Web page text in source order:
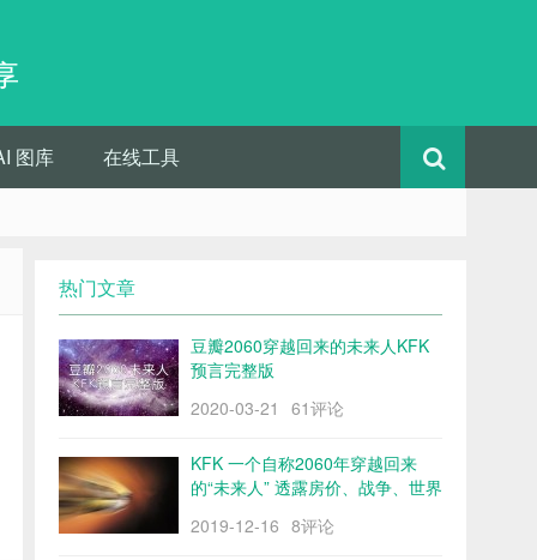
图库 在线工具
热门文章
豆瓣2060穿越回来的未来人KFK
预言完整版
2020-03-21
61评论
KFK 一个自称2060年穿越回来
的“未来人” 透露房价、战争、世界
2019-12-16 8评论